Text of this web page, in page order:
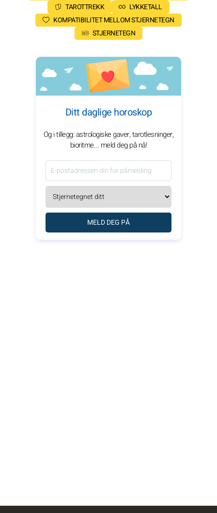
TAROTTREKK
LYKKETALL
KOMPATIBILITET MELLOM STJERNETEGN
STJERNETEGN
Ditt daglige horoskop
Og i tillegg: astrologiske gaver, tarotlesninger,
bioritme... meld deg på nå!
MELD DEG PÅ